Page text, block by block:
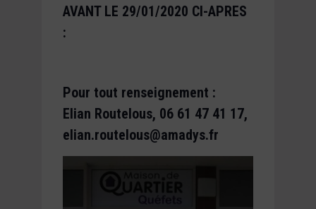
AVANT LE 29/01/2020 CI-APRES
:
Pour tout renseignement :
Elian Routelous, 06 61 47 41 17,
elian.routelous@amadys.fr